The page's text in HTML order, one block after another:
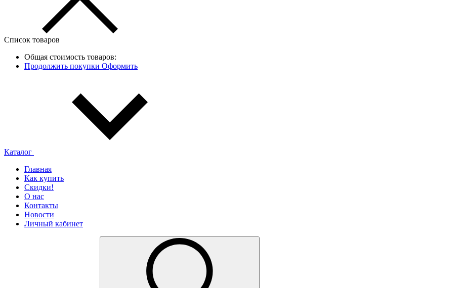
Список товаров
Общая стоимость товаров:
Продолжить покупки Оформить
Каталог
Главная
Как купить
Скидки!
О нас
Контакты
Новости
Личный кабинет